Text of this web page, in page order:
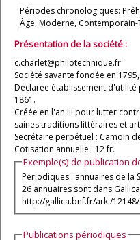
Périodes chronologiques:
Âge, Moderne,
Présentation de la société :
c.charlet@philotechnique.fr
Société savante fondée en
Déclarée établissement
1861.
Créée en l'an III pour lutter
saines traditions littéraires et
Secrétaire perpétuel : Camoin
Cotisation annuelle : 12 fr.
Exemple(s) de publication
Périodiques : annuaires de la
26 annuaires sont dans
http://gallica.bnf.fr/ark:/
Publications périodiques